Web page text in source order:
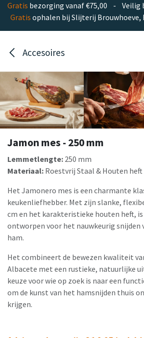
Gratis bezorging vanaf €75,00 -
Gratis ophalen bij Slijterij Brouwhoeve,
Accesoires
Jamon mes - 250 mm
Lemmetlengte: 250 mm
Materiaal: Roestvrij Staal & Houten heft
Het Jamonero mes is een charmante
keukenliefhebber. Met zijn slanke,
cm en het karakteristieke houten heft,
ontworpen voor het nauwkeurig snijden
ham.
Het combineert de bewezen kwaliteit
Albacete met een rustieke, natuurlijke
keuze voor wie op zoek is naar een
om de kunst van het hamsnijden thuis
krijgen.